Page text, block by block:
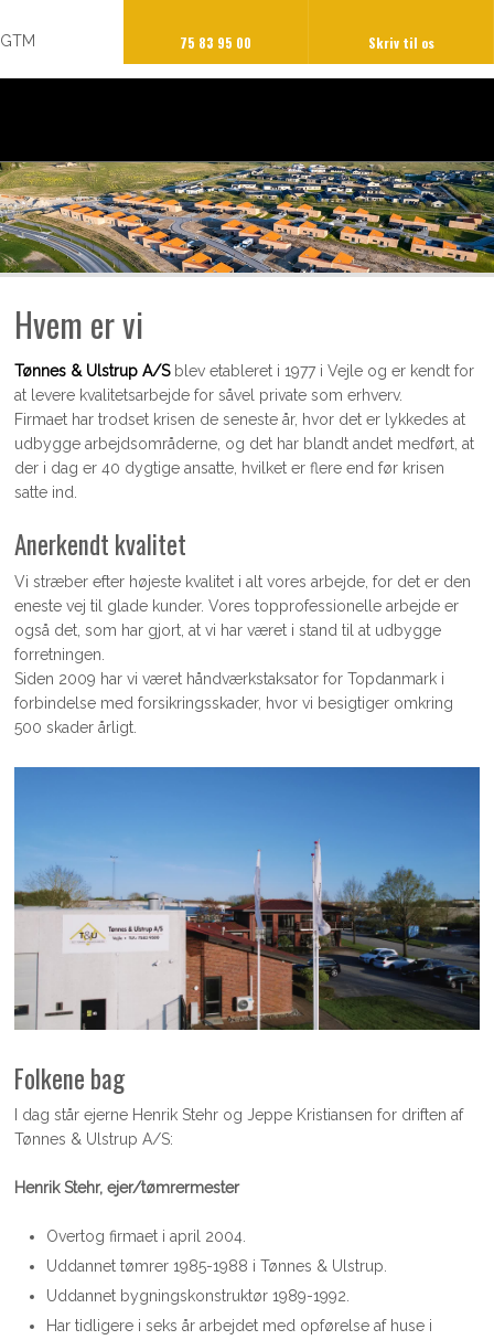
GTM 75 83 95 00 Skriv til os​
Hvem er vi
​​Tønnes & Ulstrup A/Sblev etableret i 1977 i Vejle og er kendt for
at levere kvalitetsarbejde for såvel private som erhverv.
Firmaet har trodset krisen de seneste år, hvor det er lykkedes at
udbygge arbejdsområderne, og det har blandt andet medført, at
der i dag er 40 dygtige ansatte, hvilket er flere end før krisen
satte ind.
Anerkendt kvalitet
Vi stræber efter højeste kvalitet i alt vores arbejde, for det er den
eneste vej til glade kunder. Vores topprofessionelle arbejde er
også det, som har gjort, at vi har været i stand til at udbygge
forretningen.
Siden 2009 har vi været håndværkstaksator for Topdanmark i
forbindelse med forsikringsskader, hvor vi besigtiger omkring
500 skader årligt.
Folkene bag
I dag står ejerne Henrik Stehr og Jeppe Kristiansen for driften af
Tønnes & Ulstrup A/S:
Henrik Stehr, ejer/tømrermester
Overtog firmaet i april 2004.
Uddannet tømrer 1985-1988 i Tønnes & Ulstrup.
Uddannet bygningskonstruktør 1989-1992.
Har tidligere i seks år arbejdet med opførelse af huse i